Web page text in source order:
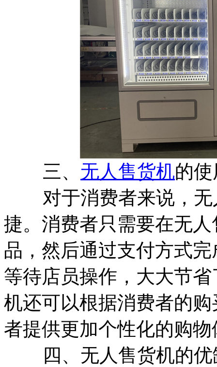
三、 无人售货机的
对于消费者来说，无
捷。消费者只需要在无
品，然后通过支付方式
等待店员操作，大大节
机还可以根据消费者的
者提供更加个性化的购物
四、无人售货机的优